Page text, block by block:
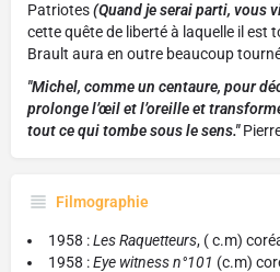
Patriotes(Quand je serai parti, vous
cette quête de liberté à laquelle il est
Brault aura en outre beaucoup
"Michel, comme un centaure, pour
prolonge l’œil et l’oreille et
tout ce qui tombe sous le sens."
Filmographie
1958 :Les Raquetteurs, ( c.m)
1958 :Eye witness n°101 (c.m)